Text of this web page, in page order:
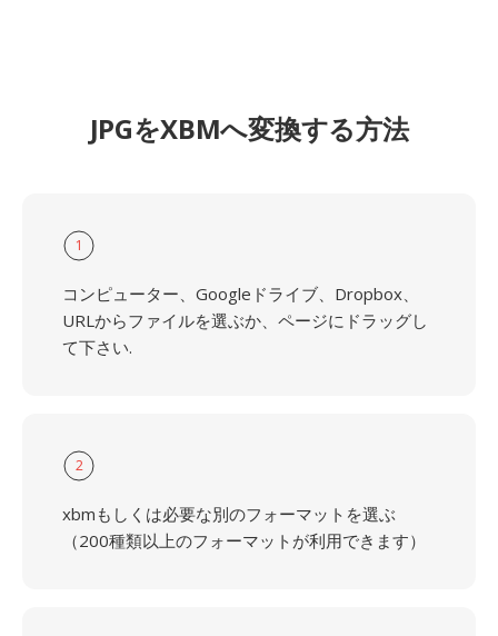
JPGをXBMへ変換する方法
1
コンピューター、Googleドライブ、Dropbox、
URLからファイルを選ぶか、ページにドラッグし
て下さい.
2
xbmもしくは必要な別のフォーマットを選ぶ
（200種類以上のフォーマットが利用できます）